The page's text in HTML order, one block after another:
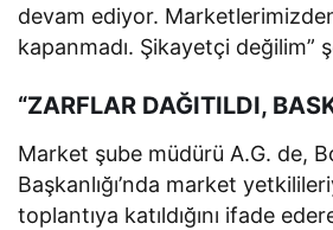
devam ediyor.
kapanmadı. Şikayetçi değilim”
“ZARFLAR DAĞITILDI,
Market şube müdürü A.G. de,
Başkanlığı’nda market
toplantıya katıldığını ifade